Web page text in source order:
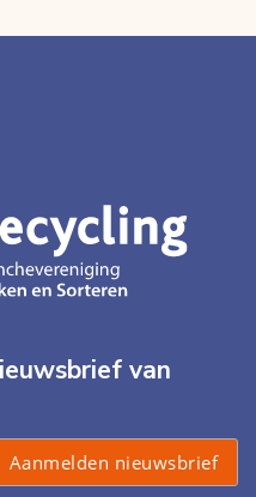
van